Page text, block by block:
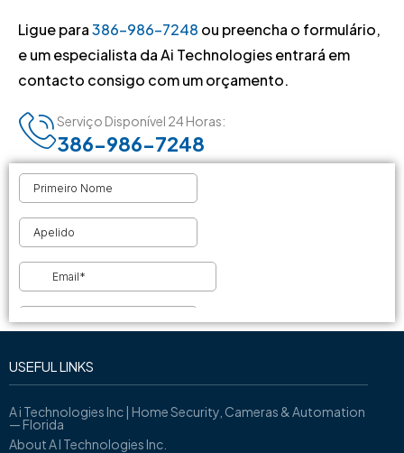
Ligue para386-986-7248 ou preencha o formulário,
e um especialista da Ai Technologies entrará em
contacto consigo com um orçamento.
Serviço Disponível 24 Horas:
386-986-7248
USEFUL LINKS
A i Technologies Inc | Home Security, Cameras & Automation
— Florida
About A I Technologies Inc.